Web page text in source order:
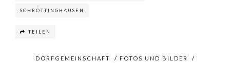
SCHRÖTTINGHAUSEN
TEILEN
DORFGEMEINSCHAFT / FOTOS UND BILDER
/